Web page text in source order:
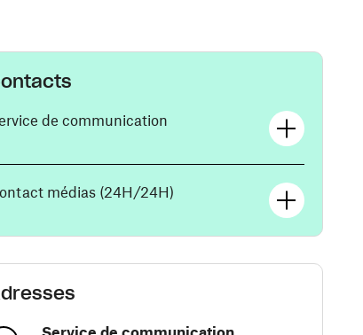
de communication
médias (24H/24H)
Service de communication